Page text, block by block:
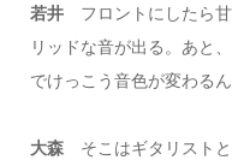
若井 フロントにしたら
リッドな音が出る。あと
でけっこう音色が変わるん
大森 そこはギタリスト